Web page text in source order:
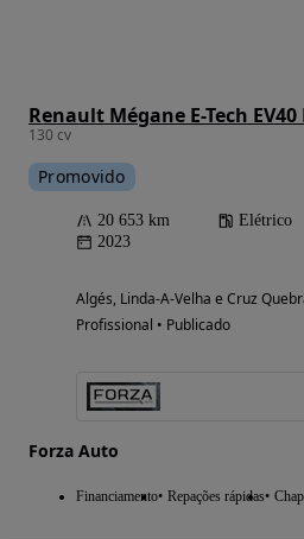
Renault Mégane E-Tech
130 cv
Promovido
20 653 km Elétrico
2023
Algés, Linda-A-Velha e Cruz
Profissional • Publicado
Forza Auto
Financiamento Repações rápidas